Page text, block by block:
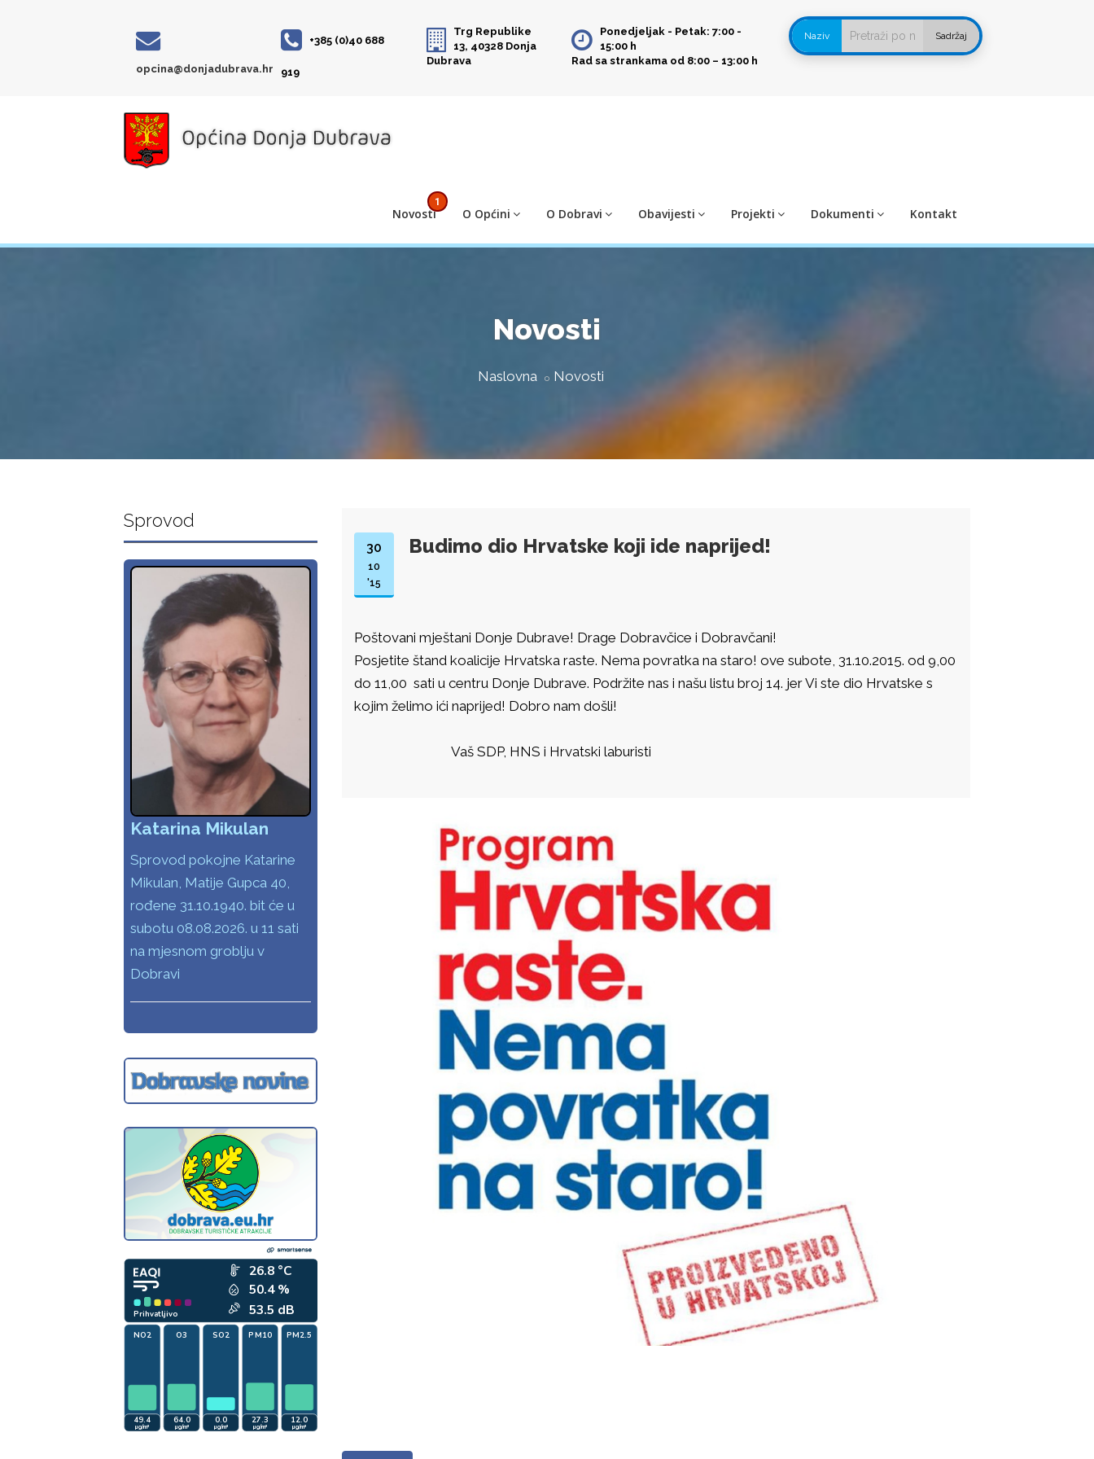
opcina@donjadubrava.hr
+385 (0)40 688
919
Trg Republike
13, 40328 Donja
Dubrava
Ponedjeljak - Petak: 7:00 -
15:00 h
Rad sa strankama od 8:00 – 13:00 h
Naziv Sadržaj
Novosti
1
O Općini O Dobravi Obavijesti Projekti Dokumenti Kontakt
Novosti
Naslovna Novosti
30
10
'15
Budimo dio Hrvatske koji ide naprijed!
Poštovani mještani Donje Dubrave! Drage Dobravčice i Dobravčani!
Posjetite štand koalicije Hrvatska raste. Nema povratka na staro! ove subote, 31.10.2015. od 9,00
do 11,00 sati u centru Donje Dubrave. Podržite nas i našu listu broj 14. jer Vi ste dio Hrvatske s
kojim želimo ići naprijed! Dobro nam došli!
Vaš SDP, HNS i Hrvatski laburisti
Sprovod
Katarina Mikulan
Sprovod pokojne Katarine
Mikulan, Matije Gupca 40,
rođene 31.10.1940. bit će u
subotu 08.08.2026. u 11 sati
na mjesnom groblju v
Dobravi